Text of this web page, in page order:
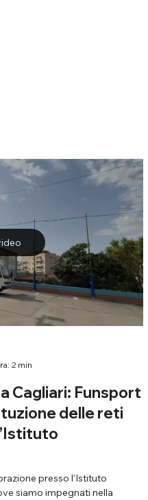
2 min
Cagliari: Funsport
delle reti
presso l’Istituto
siamo impegnati nella